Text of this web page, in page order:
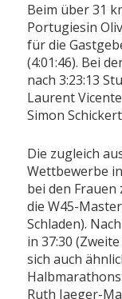
Beim über 31
Portugiesin
für die
(4:01:46). Bei
nach 3:23:13
Laurent
Simon
Die zugleich
Wettbewerbe
bei den
die W45-
Schladen).
in 37:30
sich auch
Ruth Jaeger-